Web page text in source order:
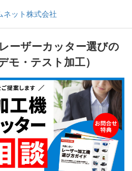
ーザーカッター選びの
モ・テスト加工）